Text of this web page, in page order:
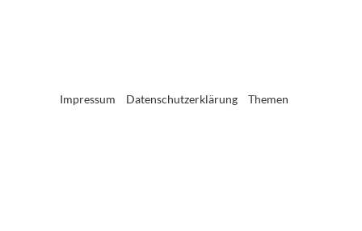
Impressum Datenschutzerklärung Themen